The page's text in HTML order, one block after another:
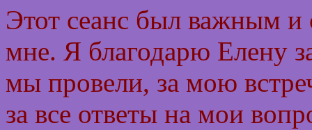
Этот сеанс был важным
мне. Я благодарю Елену
мы провели, за мою
за все ответы на мои